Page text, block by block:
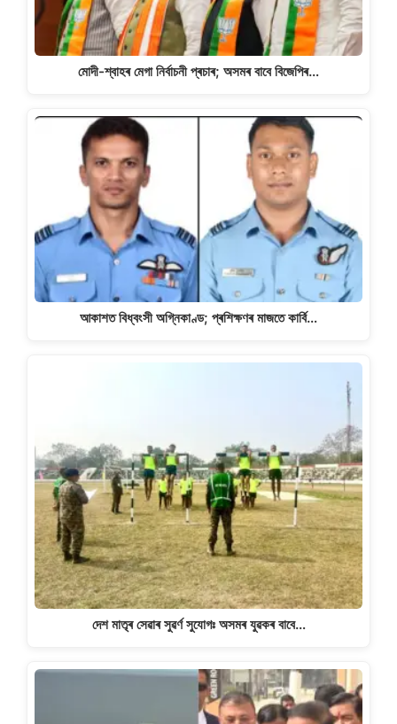
মোদী-শ্বাহৰ মেগা নিৰ্বাচনী প্ৰচাৰ; অসমৰ বাবে বিজেপিৰ…
আকাশত বিধ্বংসী অগ্নিকাণ্ড; প্ৰশিক্ষণৰ মাজতে কাৰ্বি…
দেশ মাতৃৰ সেৱাৰ সুৱৰ্ণ সুযোগঃ অসমৰ যুৱকৰ বাবে…